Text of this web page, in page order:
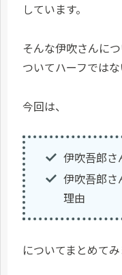
しています。
そんな伊吹さんに
ついてハーフでは
今回は、
伊吹吾郎さ
伊吹吾郎さ
理由
についてまとめてみ